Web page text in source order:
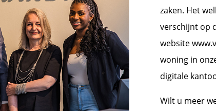
zaken. Het
verschijnt op
website
woning in
digitale
Wilt u meer